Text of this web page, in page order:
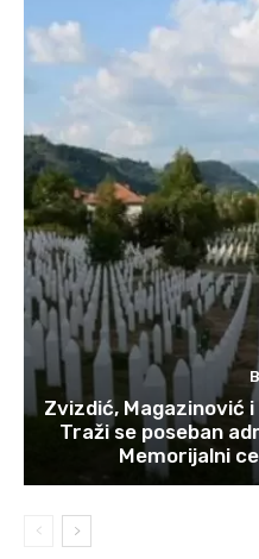
Zvizdić, Magazinović
Traži se poseban
Memorijalni